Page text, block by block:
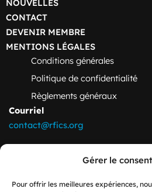
Gérer le
Pour offrir les meilleures expériences,
NOUVELLES
CONTACT
DEVENIR MEMBRE
MENTIONS LÉGALES
Conditions générales
Politique de confidentialité
Règlements généraux
Courriel
contact@rfics.org
École supérieure d’études